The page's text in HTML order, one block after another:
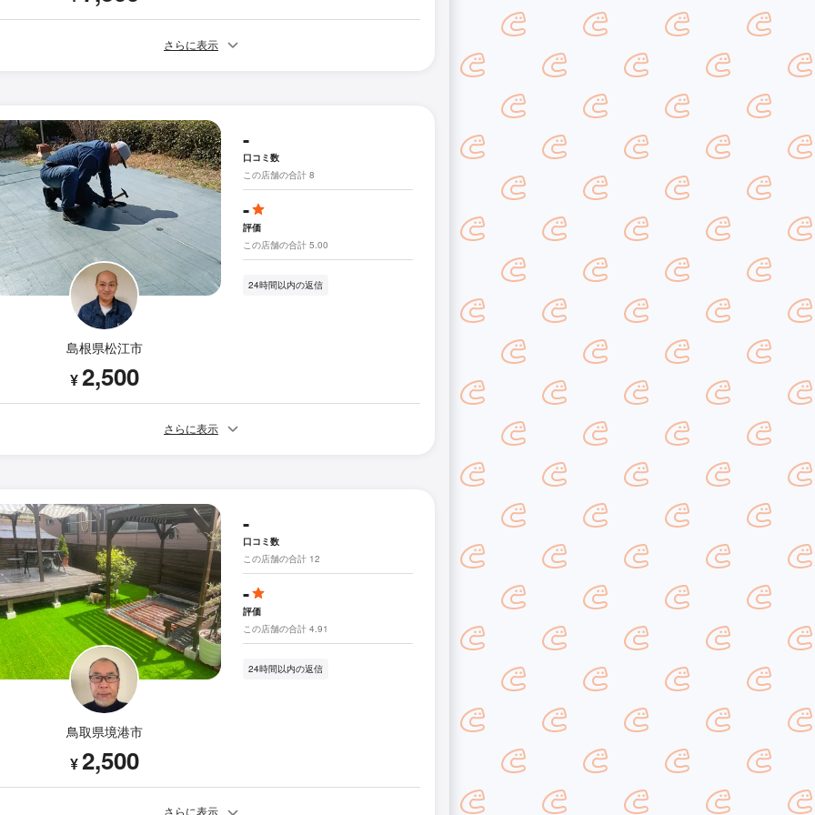
さらに表示
島根県松江市
¥2,500
-
口コミ数
この店舗の合計 8
-
評価
この店舗の合計 5.00
24時間以内の返信
さらに表示
鳥取県境港市
¥2,500
-
口コミ数
この店舗の合計 12
-
評価
この店舗の合計 4.91
24時間以内の返信